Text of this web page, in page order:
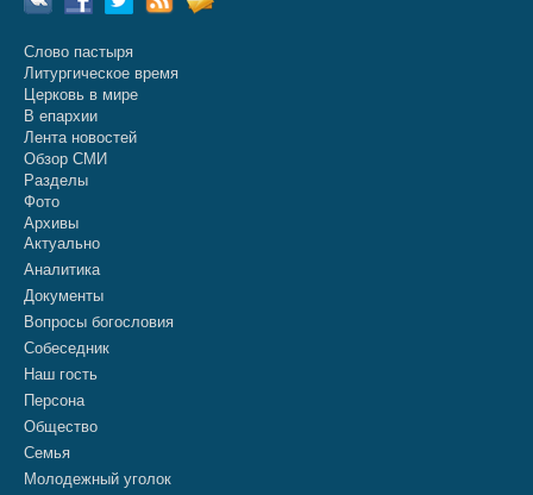
Слово пастыря
Литургическое время
Церковь в мире
В епархии
Лента новостей
Обзор СМИ
Разделы
Фото
Архивы
Актуально
Аналитика
Документы
Вопросы богословия
Собеседник
Наш гость
Персона
Общество
Семья
Молодежный уголок